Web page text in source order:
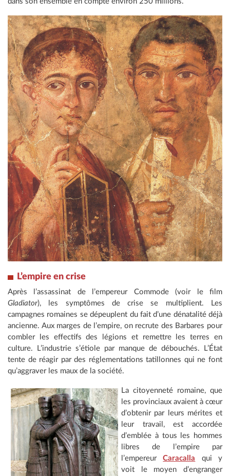
L’empire en crise
Après l’assassinat de l’empereur Commode (voir le film
Gladiator), les symptômes de crise se multiplient. Les
campagnes romaines se dépeuplent du fait d’une dénatalité déjà
ancienne. Aux marges de l’empire, on recrute des Barbares pour
combler les effectifs des légions et remettre les terres en
culture. L’industrie s’étiole par manque de débouchés. L’État
tente de réagir par des réglementations tatillonnes qui ne font
qu’aggraver les maux de la société.
La citoyenneté romaine, que
les provinciaux avaient à cœur
d’obtenir par leurs mérites et
leur travail, est accordée
d’emblée à tous les hommes
libres de l’empire par
l’empereurCaracalla qui y
voit le moyen d’engranger